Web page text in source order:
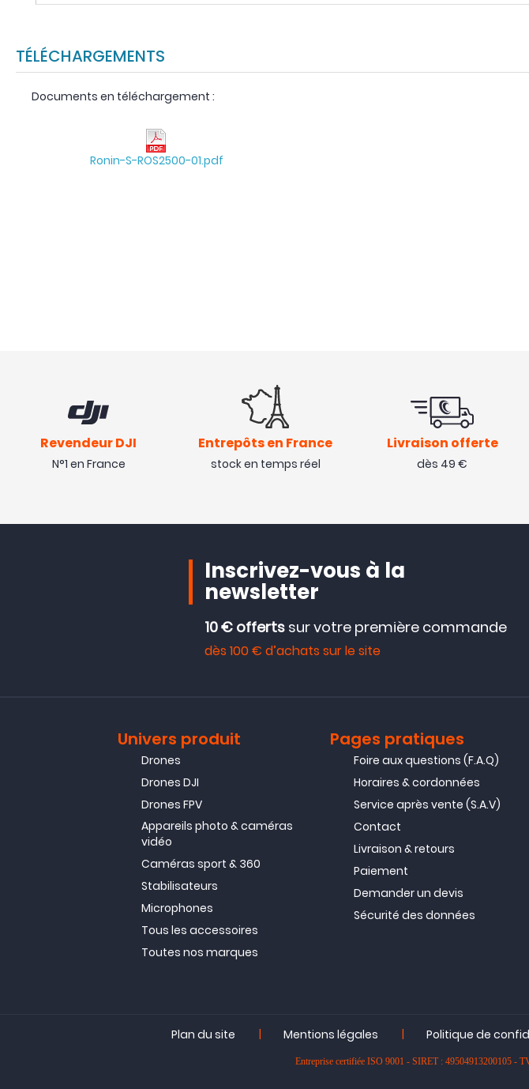
TÉLÉCHARGEMENTS
Documents en téléchargement :
Ronin-S-ROS2500-01.pdf
Revendeur DJI
N°1 en France
Entrepôts en France
stock en temps réel
Livraison offerte
dès 49 €
Inscrivez-vous à la
newsletter
10 € offerts sur votre première commande
dès 100 € d’achats sur le site
Univers produit
Drones
Drones DJI
Drones FPV
Appareils photo & caméras
vidéo
Caméras sport & 360
Stabilisateurs
Microphones
Tous les accessoires
Toutes nos marques
Pages pratiques
Foire aux questions (F.A.Q)
Horaires & cordonnées
Service après vente (S.A.V)
Contact
Livraison & retours
Paiement
Demander un devis
Sécurité des données
Plan du site | Mentions légales | Politique de
Entreprise certifiée ISO 9001 - SIRET : 49504913200105 -